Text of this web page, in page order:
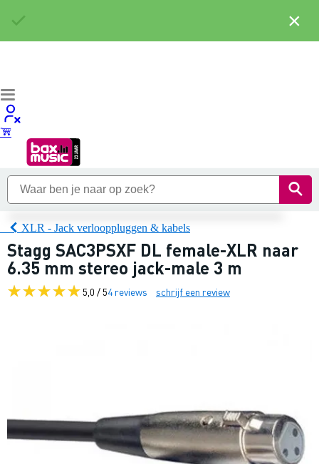
XLR - Jack verlooppluggen & kabels
Stagg SAC3PSXF DL female-XLR naar
6.35 mm stereo jack-male 3 m
5,0 / 54 reviews schrijf een review
×